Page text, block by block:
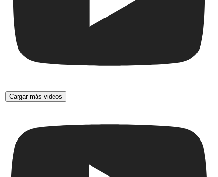
Cargar más videos